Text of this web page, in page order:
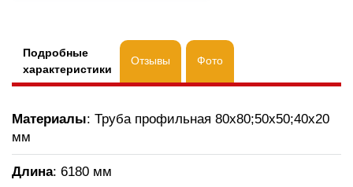
Подробные
характеристики
Отзывы Фото
Материалы: Труба профильная 80х80;50х50;40х20
мм
Длина: 6180 мм